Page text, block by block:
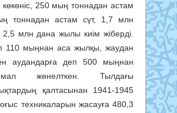
көкөніс, 250 мың тоннадан астам
тоннадан астам сүт, 1,7 млн
млн дана жылы киім жіберді.
110 мыңнан аса жылқы, жаудан
аудандарға деп 500 мыңнан
жөнелткен. Тылдағы
қалтасынан 1941-1945
техникаларын жасауға 480,3